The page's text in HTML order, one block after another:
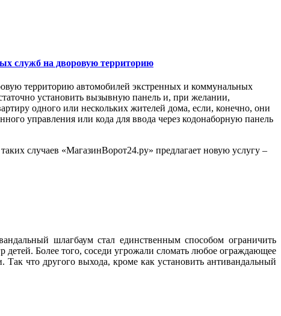
служб на дворовую территорию
территорию автомобилей экстренных и коммунальных
установить вызывную панель и, при желании,
одного или нескольких жителей дома, если, конечно, они
управления или кода для ввода через кодонаборную панель
случаев «МагазинВорот24.ру» предлагает новую услугу –
шлагбаум стал единственным способом ограничить
детей. Более того, соседи угрожали сломать любое ограждающее
что другого выхода, кроме как установить антивандальный